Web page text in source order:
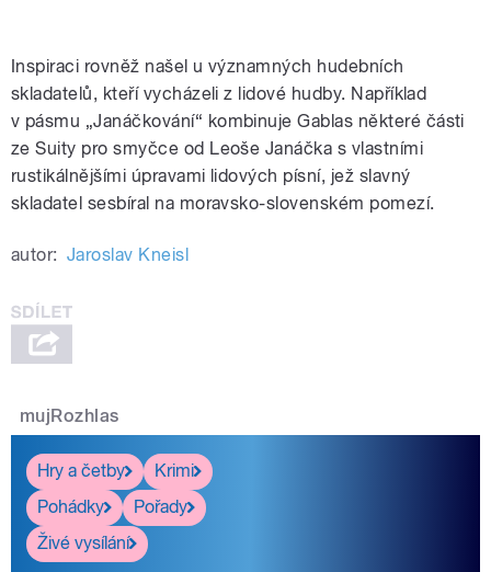
Inspiraci rovněž našel u významných hudebních
skladatelů, kteří vycházeli z lidové hudby. Například
v pásmu „Janáčkování“ kombinuje Gablas některé části
ze Suity pro smyčce od Leoše Janáčka s vlastními
rustikálnějšími úpravami lidových písní, jež slavný
skladatel sesbíral na moravsko-slovenském pomezí.
autor: Jaroslav Kneisl
mujRozhlas
Hry a četby
Krimi
Pohádky
Pořady
Živé vysílání